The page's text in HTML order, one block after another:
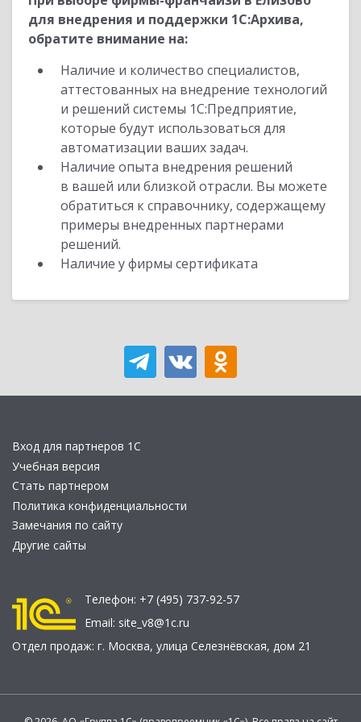
для внедрения и поддержки 1С:Архива,
обратите внимание на:
Наличие и количество специалистов,
аттестованных на внедрение технологий
и решений системы 1С:Предприятие,
которые будут использоваться для
автоматизации ваших задач.
Наличие опыта внедрения решений
в вашей или близкой отрасли. Вы можете
обратиться к справочнику, содержащему
примеры внедренных партнерами
решений.
Наличие у фирмы сертификата
Вход для партнеров 1С
Учебная версия
Стать партнером
Политика конфиденциальности
Замечания по сайту
Другие сайты
Телефон: +7 (495) 737-92-57
Email: site_v8@1c.ru
Отдел продаж: г. Москва, улица Селезнёвская, дом 21